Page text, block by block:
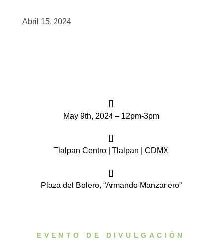
Abril 15, 2024
May 9th, 2024 – 12pm-3pm
Tlalpan Centro | Tlalpan | CDMX
Plaza del Bolero, “Armando Manzanero”
EVENTO DE DIVULGACIÓN